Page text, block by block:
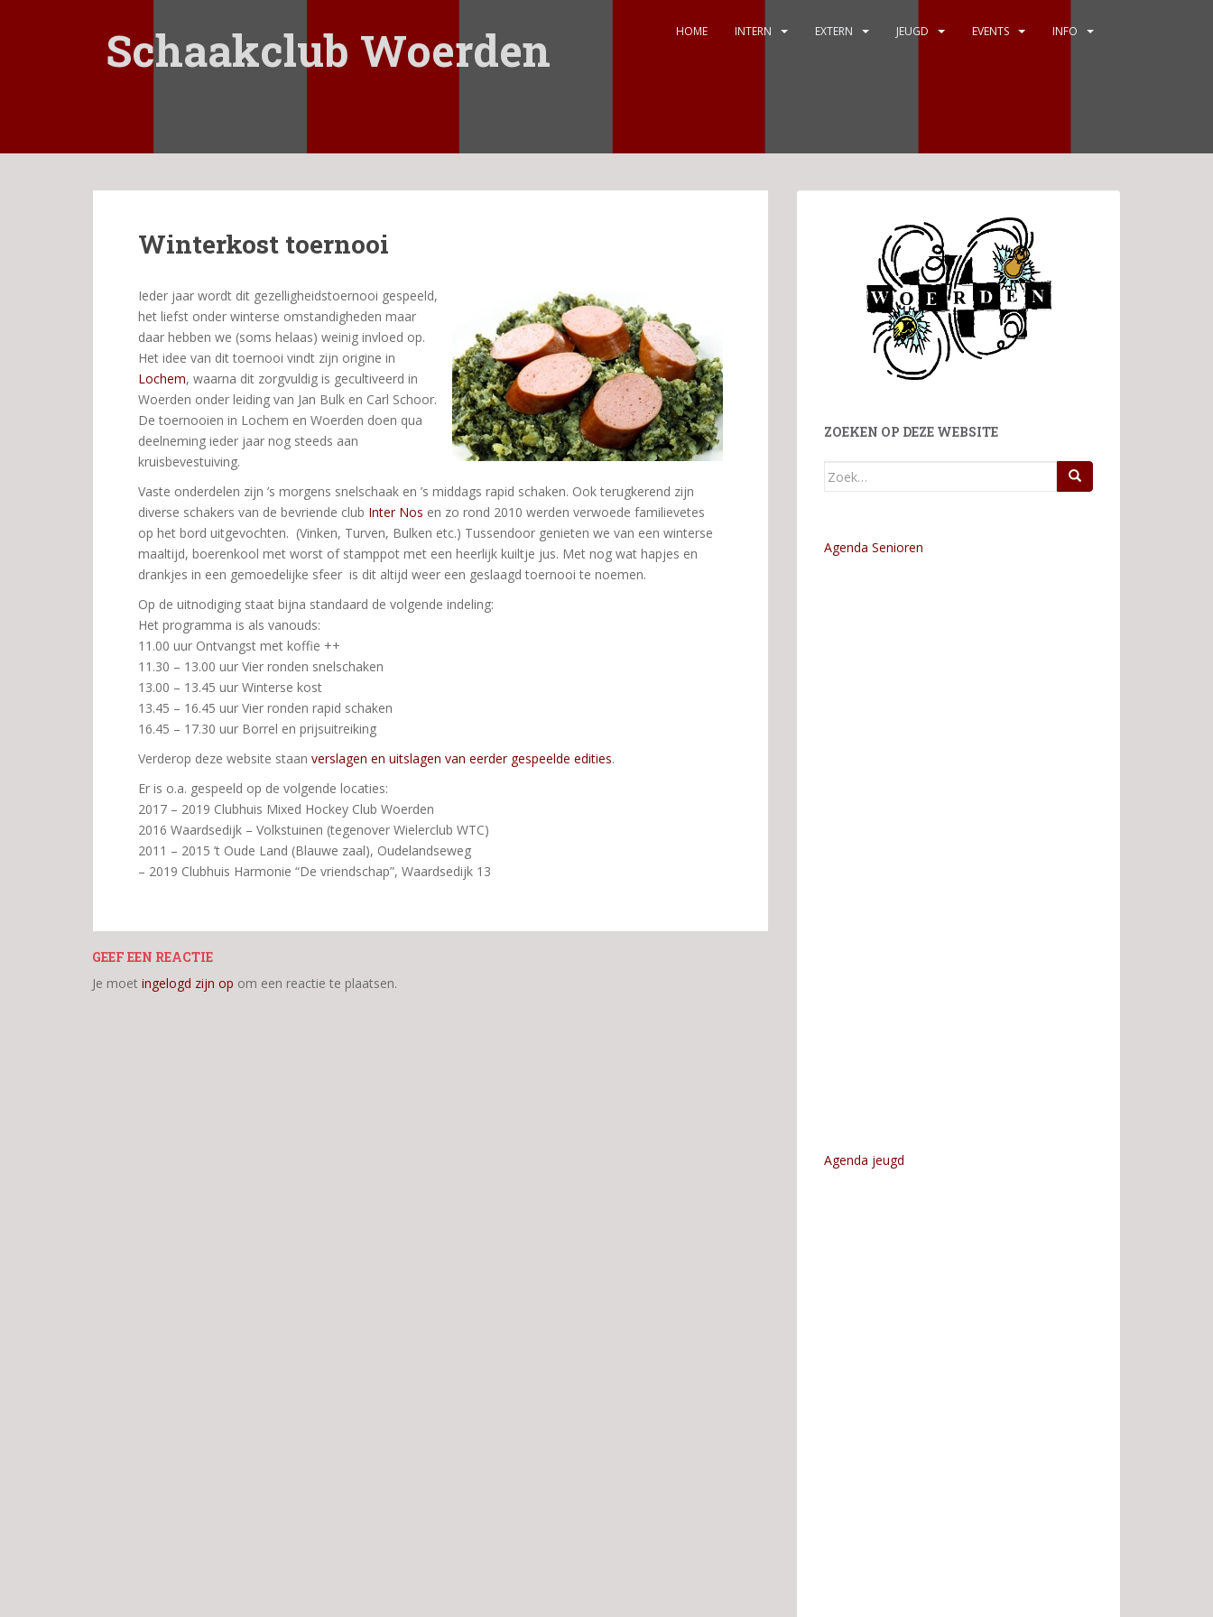
a
Schaakclub Woerden HOME INTERN EXTERN JEUGD EVENTS INFO
Winterkost toernooi
Ieder jaar wordt dit gezelligheidstoernooi gespeeld,
het liefst onder winterse omstandigheden maar
daar hebben we (soms helaas) weinig invloed op.
Het idee van dit toernooi vindt zijn origine in
Lochem, waarna dit zorgvuldig is gecultiveerd in
Woerden onder leiding van Jan Bulk en Carl Schoor.
De toernooien in Lochem en Woerden doen qua
deelneming ieder jaar nog steeds aan
kruisbevestuiving.
Vaste onderdelen zijn ’s morgens snelschaak en ’s middags rapid schaken. Ook terugkerend zijn
diverse schakers van de bevriende club Inter Nos en zo rond 2010 werden verwoede familievetes
op het bord uitgevochten. (Vinken, Turven, Bulken etc.) Tussendoor genieten we van een winterse
maaltijd, boerenkool met worst of stamppot met een heerlijk kuiltje jus. Met nog wat hapjes en
drankjes in een gemoedelijke sfeer is dit altijd weer een geslaagd toernooi te noemen.
Op de uitnodiging staat bijna standaard de volgende indeling:
Het programma is als vanouds:
11.00 uur Ontvangst met koffie ++
11.30 – 13.00 uur Vier ronden snelschaken
13.00 – 13.45 uur Winterse kost
13.45 – 16.45 uur Vier ronden rapid schaken
16.45 – 17.30 uur Borrel en prijsuitreiking
Verderop deze website staan verslagen en uitslagen van eerder gespeelde edities.
Er is o.a. gespeeld op de volgende locaties:
2017 – 2019 Clubhuis Mixed Hockey Club Woerden
2016 Waardsedijk – Volkstuinen (tegenover Wielerclub WTC)
2011 – 2015 ’t Oude Land (Blauwe zaal), Oudelandseweg
– 2019 Clubhuis Harmonie “De vriendschap”, Waardsedijk 13
GEEF EEN REACTIE
Je moet ingelogd zijn op om een reactie te plaatsen.
ZOEKEN OP DEZE WEBSITE
Zoek
Agenda Senioren
Agenda jeugd